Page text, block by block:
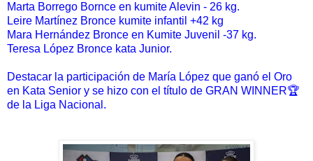
Marta Borrego Bornce en kumite Alevin - 26 kg.
Leire Martínez Bronce kumite infantil +42 kg
Mara Hernández Bronce en Kumite Juvenil -37 kg.
Teresa López Bronce kata Junior.
Destacar la participación de María López que ganó el Oro
en Kata Senior y se hizo con el título de GRAN WINNER🏆
de la Liga Nacional.